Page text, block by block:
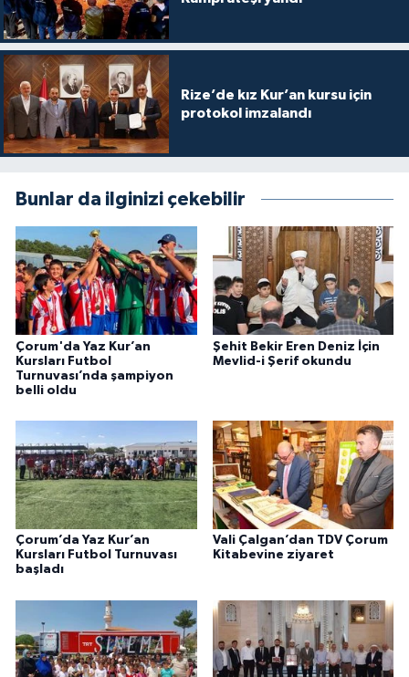
Rize’de kız Kur’an kursu için
protokol imzalandı
Bunlar da ilginizi çekebilir
Çorum'da Yaz Kur’an
Kursları Futbol
Turnuvası’nda şampiyon
belli oldu
Şehit Bekir Eren Deniz İçin
Mevlid-i Şerif okundu
Çorum’da Yaz Kur’an
Kursları Futbol Turnuvası
başladı
Vali Çalgan’dan TDV Çorum
Kitabevine ziyaret
Elazığ Müftülüğü
Erzincan Müftülüğü
Erzurum Müftülüğü
Eskişehir Müftülüğü
Gaziantep Müftülüğü
Giresun Müftülüğü
Gümüşhane Müftülüğü
Hakkari Müftülüğü
Hatay Müftülüğü
Iğdır Müftülüğü
Isparta Müftülüğü
İstanbul Müftülüğü
İzmir Müftülüğü
Kahramanmaraş Müftülüğü
Karabük Müftülüğü